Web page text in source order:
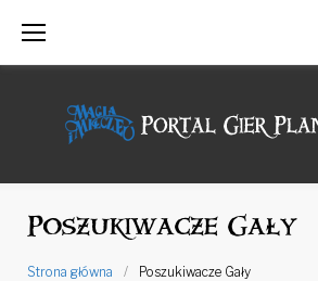
Poszukiwacze Gały
Strona główna / Poszukiwacze Gały